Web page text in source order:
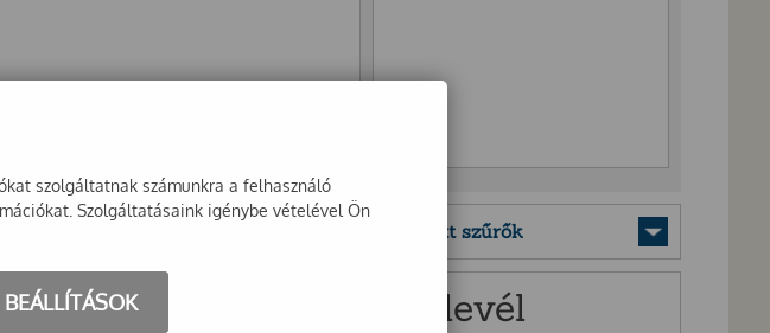
Mentett szűrők
Hírlevél
szolgáltatnak számunkra a felhasználó
Szolgáltatásaink igénybe vételével Ön
BEÁLLÍTÁSOK